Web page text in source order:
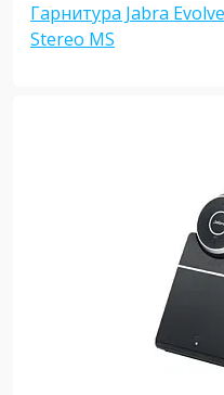
Гарнитура Jabra
Stereo MS